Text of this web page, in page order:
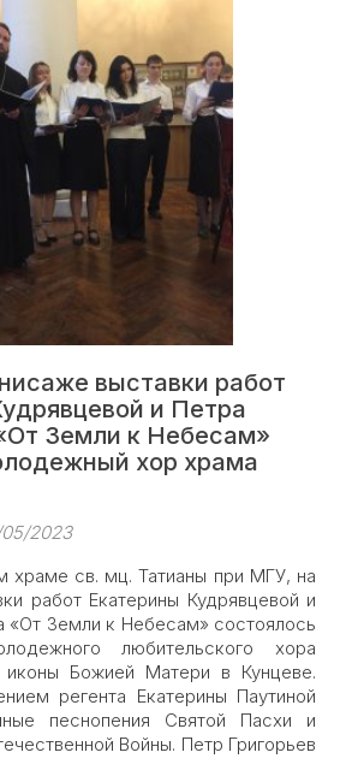
храма
состоялся
концерт
Детского
хора
«Знамение»
выставки работ
и Петра
Земли к Небесам»
хор храма
05/2023
храме св. мц. Татианы при МГУ, на
работ Екатерины Кудрявцевой и
«От Земли к Небесам» состоялось
любительского хора
Божией Матери в Кунцеве.
регента Екатерины Паутиной
песнопения Святой Пасхи и
Войны. Петр Григорьев